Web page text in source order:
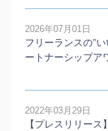
2026年07月01日
フリーランスの”
ートナーシップア
2022年03月29日
【プレスリリー